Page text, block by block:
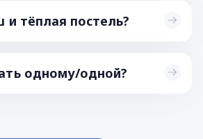
тёплая постель?
одному/одной?